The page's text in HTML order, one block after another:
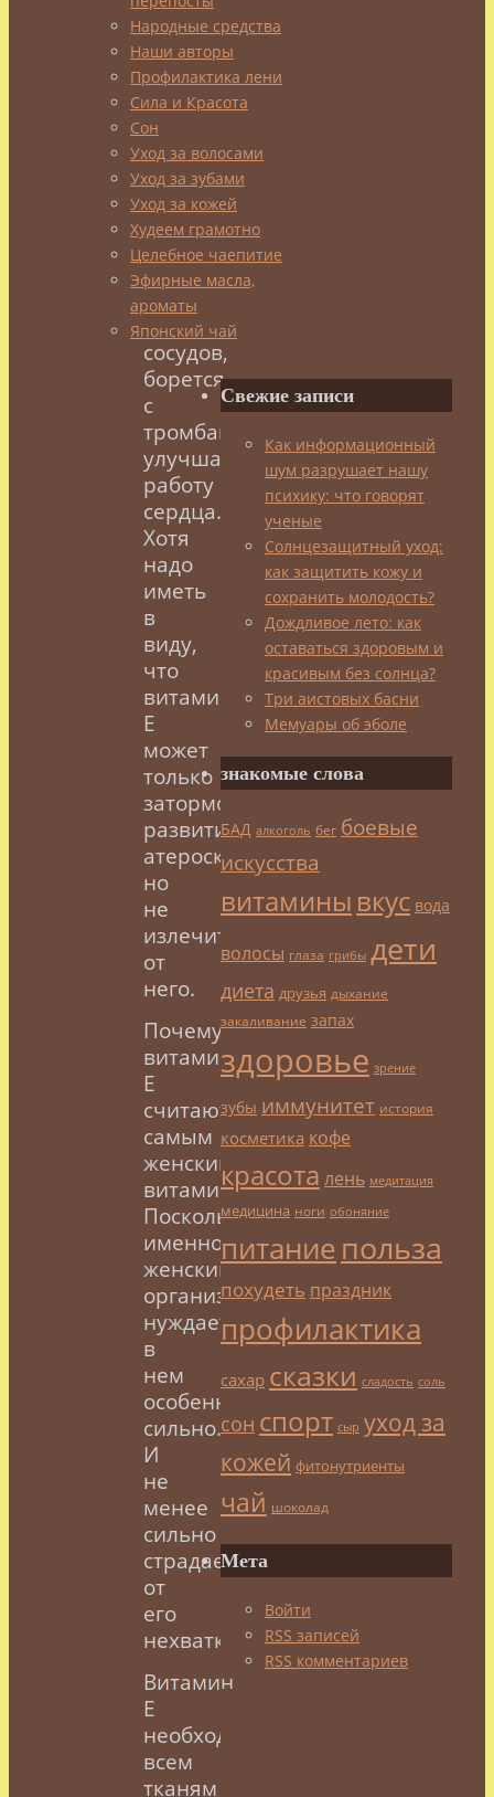
защите
нашего
организма,
питает
клетки
кислородом
и
прочими
полезными
веществами,
укрепляет
стенки
кровеносных
сосудов,
борется
с
тромбами,
улучшает
работу
сердца.
Хотя
надо
иметь
в
виду,
что
витамин
Е
может
только
затормозить
развитие
атеросклероза,
но
не
излечить
от
него.
Почему
витамин
Е
считают
самым
женским
витамином?
Поскольку
именно
женский
организм
нуждается
в
нем
особенно
сильно.
И
не
менее
сильно
страдает
от
его
нехватки.
Витамин
Е
необходим
всем
тканям
Народные средства
Наши авторы
Профилактика лени
Сила и Красота
Сон
Уход за волосами
Уход за зубами
Уход за кожей
Худеем грамотно
Целебное чаепитие
Эфирные масла,
ароматы
Японский чай
Свежие записи
Как информационный
шум разрушает нашу
психику: что говорят
ученые
Солнцезащитный уход:
как защитить кожу и
сохранить молодость?
Дождливое лето: как
оставаться здоровым и
красивым без солнца?
Три аистовых басни
Мемуары об эболе
знакомые слова
БАД алкоголь бег боевые
искусства
витамины вкус вода
волосы глаза грибы дети
диета друзья дыхание
закаливание запах
здоровье зрение
зубы иммунитет история
косметика кофе
красота лень медитация
медицина ноги обоняние
питание польза
похудеть праздник
профилактика
сахар сказки сладость соль
сон спорт сыр уход за
кожей фитонутриенты
чай шоколад
Мета
Войти
RSS записей
RSS комментариев